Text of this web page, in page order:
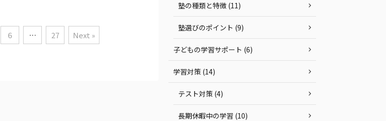
6 … 27 Next »
塾の種類と特徴 (11)
塾選びのポイント (9)
子どもの学習サポート (6)
学習対策 (14)
テスト対策 (4)
長期休暇中の学習 (10)